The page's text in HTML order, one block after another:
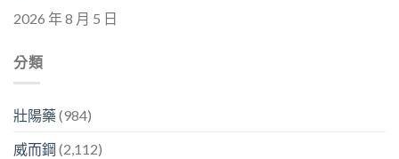
2026 年 8 月 5 日
分類
壯陽藥(984)
威而鋼 (2,112)